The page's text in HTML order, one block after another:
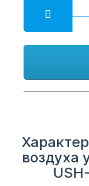
воздуха